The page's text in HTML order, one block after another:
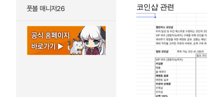
풋볼 매니저26
코인샵 관련